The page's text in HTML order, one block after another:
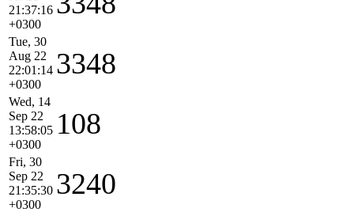
21:37:16
+0300
Tue, 30
Aug 22
22:01:14
+0300
3348
Wed, 14
Sep 22
13:58:05
+0300
108
Fri, 30
Sep 22
21:35:30
+0300
3240